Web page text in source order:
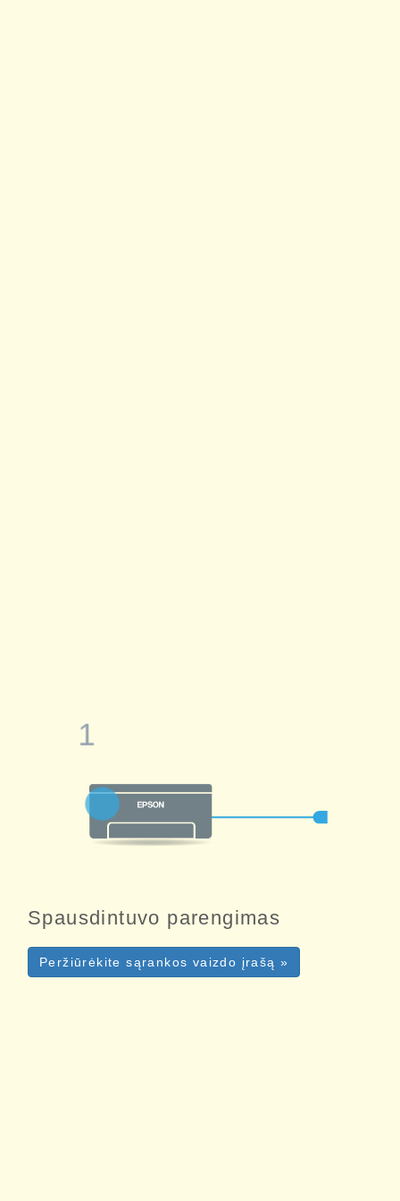
Spausdintuvo parengimas
Peržiūrėkite sąrankos vaizdo įrašą »